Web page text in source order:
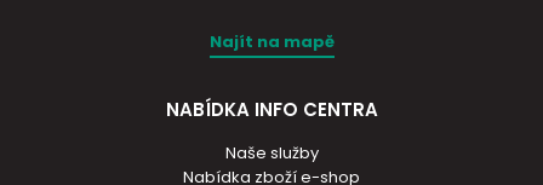
Najít na mapě
NABÍDKA INFO CENTRA
Naše služby
Nabídka zboží e-shop